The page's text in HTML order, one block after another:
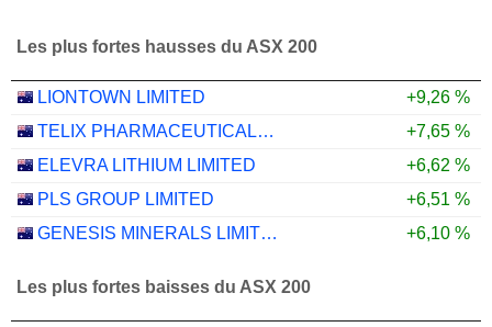
Les plus fortes hausses du ASX 200
LIONTOWN LIMITED
+9,26 %
TELIX PHARMACEUTICALS LIMITED
+7,65 %
ELEVRA LITHIUM LIMITED
+6,62 %
PLS GROUP LIMITED
+6,51 %
GENESIS MINERALS LIMITED
+6,10 %
Les plus fortes baisses du ASX 200